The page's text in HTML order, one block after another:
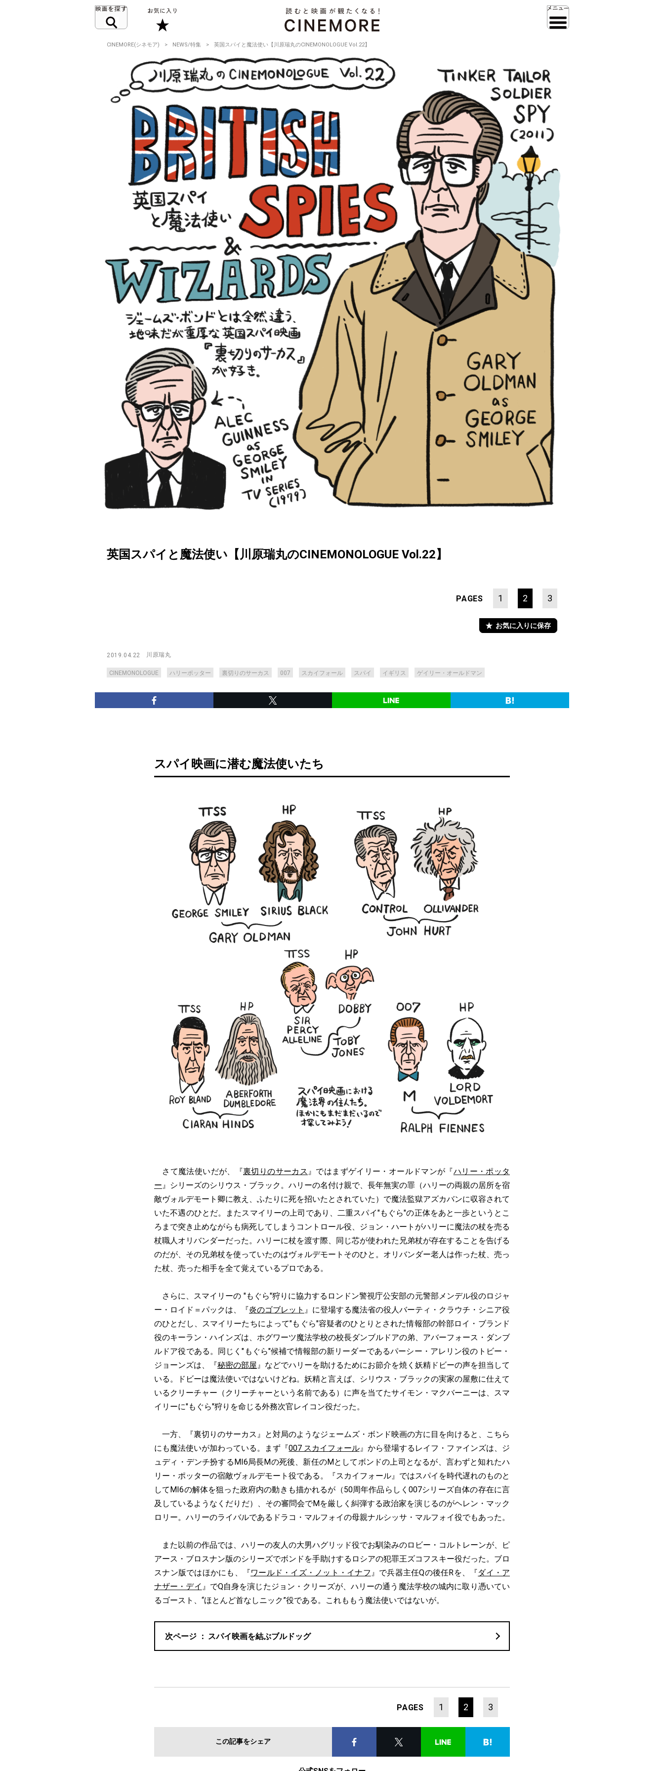
CINEMORE(シネモア) NEWS/特集 英国スパイと魔法使い【川原瑞丸のCINEMONOLOGUE Vol.22】
英国スパイと魔法使い【川原瑞丸のCINEMONOLOGUE Vol.22】
PAGES 1 2 3
お気に入りに保存
2019.04.22 川原瑞丸
CINEMONOLOGUE ハリーポッター 裏切りのサーカス 007 スカイフォール スパイ イギリス ゲイリー・オールドマン
スパイ映画に潜む魔法使いたち
さて魔法使いだが、『裏切りのサーカス 』ではまずゲイリー・オールドマンが『ハリー・ポッタ
ー』シリーズのシリウス・ブラック。ハリーの名付け親で、長年無実の罪（ハリーの両親の居所を宿
敵ヴォルデモート卿に教え、ふたりに死を招いたとされていた）で魔法監獄アズカバンに収容されて
いた不遇のひとだ。またスマイリーの上司であり、二重スパイ"もぐら"の正体をあと一歩というとこ
ろまで突き止めながらも病死してしまうコントロール役、ジョン・ハートがハリーに魔法の杖を売る
杖職人オリバンダーだった。ハリーに杖を渡す際、同じ芯が使われた兄弟杖が存在することを告げる
のだが、その兄弟杖を使っていたのはヴォルデモートそのひと。オリバンダー老人は作った杖、売っ
た杖、売った相手を全て覚えているプロである。
さらに、スマイリーの "もぐら"狩りに協力するロンドン警視庁公安部の元警部メンデル役のロジャ
ー・ロイド＝パックは、『炎のゴブレット 』に登場する魔法省の役人バーティ・クラウチ・シニア役
のひとだし、スマイリーたちによって"もぐら"容疑者のひとりとされた情報部の幹部ロイ・ブランド
役のキーラン・ハインズは、ホグワーツ魔法学校の校長ダンブルドアの弟、アバーフォース・ダンブ
ルドア役である。同じく"もぐら"候補で情報部の新リーダーであるパーシー・アレリン役のトビー・
ジョーンズは、『秘密の部屋』などでハリーを助けるためにお節介を焼く妖精ドビーの声を担当して
いる。ドビーは魔法使いではないけどね。妖精と言えば、シリウス・ブラックの実家の屋敷に仕えて
いるクリーチャー（クリーチャーという名前である）に声を当てたサイモン・マクバーニーは、スマ
イリーに"もぐら"狩りを命じる外務次官レイコン役だった。
一方、『裏切りのサーカス』と対局のようなジェームズ・ボンド映画の方に目を向けると、こちら
にも魔法使いが加わっている。まず『007 スカイフォール』から登場するレイフ・ファインズは、ジ
ュディ・デンチ扮するMI6局長Mの死後、新任のMとしてボンドの上司となるが、言わずと知れたハ
リー・ポッターの宿敵ヴォルデモート役である。『スカイフォール』ではスパイを時代遅れのものと
してMI6の解体を狙った政府内の動きも描かれるが（50周年作品らしく007シリーズ自体の存在に言
及しているようなくだりだ）、その審問会でMを厳しく糾弾する政治家を演じるのがヘレン・マック
ロリー。ハリーのライバルであるドラコ・マルフォイの母親ナルシッサ・マルフォイ役でもあった。
また以前の作品では、ハリーの友人の大男ハグリッド役でお馴染みのロビー・コルトレーンが、ピ
アース・ブロスナン版のシリーズでボンドを手助けするロシアの犯罪王ズコフスキー役だった。ブロ
スナン版ではほかにも、『ワールド・イズ・ノット・イナフ 』で兵器主任Qの後任Rを、『ダイ・ア
ナザー・デイ 』でQ自身を演じたジョン・クリーズが、ハリーの通う魔法学校の城内に取り憑いてい
るゴースト、“ほとんど首なしニック”役である。これももう魔法使いではないが。
スパイ映画を結ぶブルドッグ
PAGES 1 2 3
この記事をシェア